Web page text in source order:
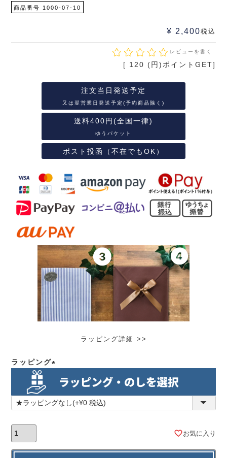
商品番号 1000-07-10
¥ 2,400税込
レビューを書く
[ 120 (円)ポイントGET]
注文当日発送予定
又は翌営業日発送予定(予約商品除く)
送料400円(全国一律)
ゆうパケット
ポスト投函（不在でもOK）
ラッピング詳細 >>
ラッピング
(必
須)
お気に入り